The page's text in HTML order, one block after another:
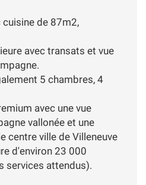
cuisine de 87m2,
avec transats et vue
5 chambres, 4
avec une vue
vallonée et une
centre ville de Villeneuve
d'environ 23 000
services attendus).